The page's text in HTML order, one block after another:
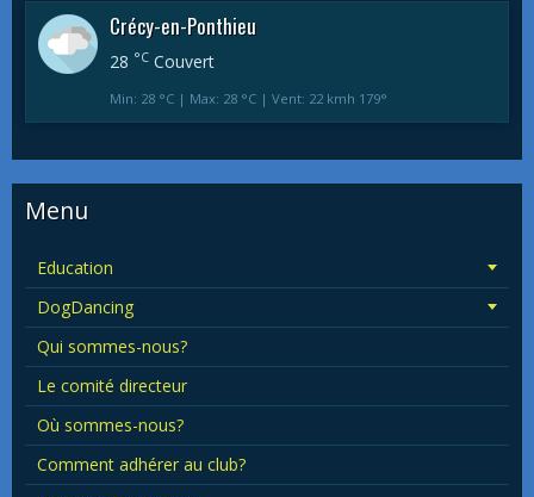
Crécy-en-Ponthieu
28 °C Couvert
Min: 28 °C | Max: 28 °C | Vent: 22 kmh 179°
Menu
Education
DogDancing
Qui sommes-nous?
Le comité directeur
Où sommes-nous?
Comment adhérer au club?